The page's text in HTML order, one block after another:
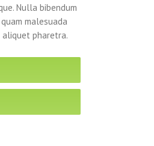
Nulla bibendum
malesuada
aliquet pharetra.